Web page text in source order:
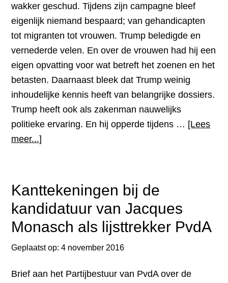
2017
wakker geschud. Tijdens zijn campagne bleef
eigenlijk niemand bespaard; van gehandicapten
tot migranten tot vrouwen. Trump beledigde en
vernederde velen. En over de vrouwen had hij een
eigen opvatting voor wat betreft het zoenen en het
betasten. Daarnaast bleek dat Trump weinig
inhoudelijke kennis heeft van belangrijke dossiers.
Trump heeft ook als zakenman nauwelijks
politieke ervaring. En hij opperde tijdens … [Lees
meer...]
de
overwinning
van
Donald
Trump
Kanttekeningen bij de
kandidatuur van Jacques
Monasch als lijsttrekker PvdA
Geplaatst op:4 november 2016
Brief aan het Partijbestuur van PvdA over de